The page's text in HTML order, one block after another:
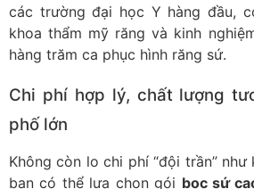
các trường đại học Y hàng đầu,
khoa thẩm mỹ răng và kinh
hàng trăm ca phục hình răng sứ.
Chi phí hợp lý, chất lượng
phố lớn
Không còn lo chi phí “đội trần” như
bạn có thể lựa chọn gói bọc sứ